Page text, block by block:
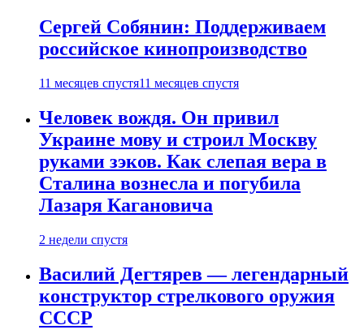
Сергей Собянин: Поддерживаем
российское кинопроизводство
11 месяцев спустя11 месяцев спустя
Человек вождя. Он привил
Украине мову и строил Москву
руками зэков. Как слепая вера в
Сталина вознесла и погубила
Лазаря Кагановича
2 недели спустя
Василий Дегтярев — легендарный
конструктор стрелкового оружия
СССР